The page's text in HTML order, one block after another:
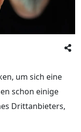
um sich eine
schon einige
Drittanbieters,